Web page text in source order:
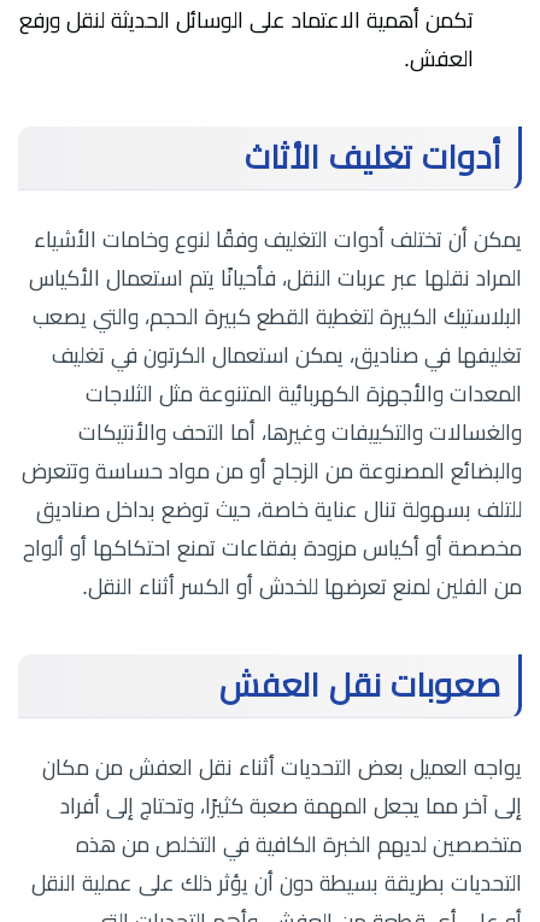
تكمن أهمية الاعتماد على الوسائل الحديثة لنقل ورفع
العفش.
أدوات تغليف الأثاث
يمكن أن تختلف أدوات التغليف وفقًا لنوع وخامات الأشياء
المراد نقلها عبر عربات النقل، فأحيانًا يتم استعمال الأكياس
البلاستيك الكبيرة لتغطية القطع كبيرة الحجم، والتي يصعب
تغليفها في صناديق، يمكن استعمال الكرتون في تغليف
المعدات والأجهزة الكهربائية المتنوعة مثل الثلاجات
والغسالات والتكييفات وغيرها، أما التحف والأنتيكات
والبضائع المصنوعة من الزجاج أو من مواد حساسة وتتعرض
للتلف بسهولة تنال عناية خاصة، حيث توضع بداخل صناديق
مخصصة أو أكياس مزودة بفقاعات تمنع احتكاكها أو ألواح
من الفلين لمنع تعرضها للخدش أو الكسر أثناء النقل.
صعوبات نقل العفش
يواجه العميل بعض التحديات أثناء نقل العفش من مكان
إلى آخر مما يجعل المهمة صعبة كثيرًا، وتحتاج إلى أفراد
متخصصين لديهم الخبرة الكافية في التخلص من هذه
التحديات بطريقة بسيطة دون أن يؤثر ذلك على عملية النقل